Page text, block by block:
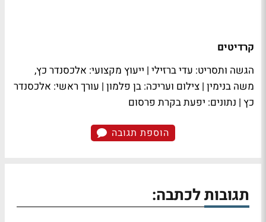
קרדיטים
הגשה ותסריט: עדי ברזילי | ייעוץ מקצועי: אלכסנדר כץ,
משה בנימין | צילום ועריכה: בן פלמון | עורך ראשי: אלכסנדר
כץ | נתונים: יפעת בקרת פרסום
הוספת תגובה
תגובות לכתבה: